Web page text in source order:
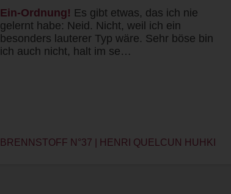
Ein-Ordnung! Es gibt etwas, das ich nie
gelernt habe: Neid. Nicht, weil ich ein
besonders lauterer Typ wäre. Sehr böse bin
ich auch nicht, halt im se…
BRENNSTOFF N°37 | HENRI QUELCUN HUHKI